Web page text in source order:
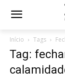
Início Tags
Tag: